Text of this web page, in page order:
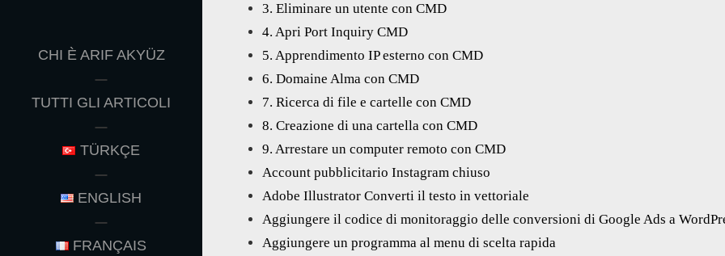
CHI È ARIF AKYÜZ
TUTTI GLI ARTICOLI
TÜRKÇE
ENGLISH
FRANÇAIS
3. Eliminare un utente con CMD
4. Apri Port Inquiry CMD
5. Apprendimento IP esterno con CMD
6. Domaine Alma con CMD
7. Ricerca di file e cartelle con CMD
8. Creazione di una cartella con CMD
9. Arrestare un computer remoto con CMD
Account pubblicitario Instagram chiuso
Adobe Illustrator Converti il testo in vettoriale
Aggiungere il codice di monitoraggio delle conversioni di Google Ads a
Aggiungere un programma al menu di scelta rapida